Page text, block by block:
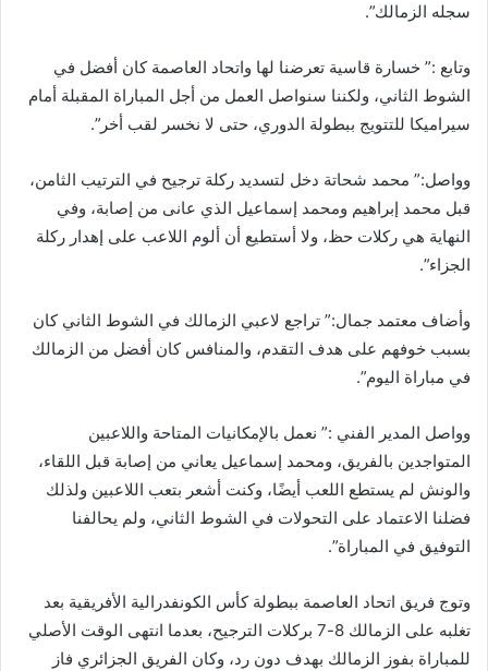
سجله الزمالك”.
وتابع :” خسارة قاسية تعرضنا لها واتحاد العاصمة كان أفضل في
الشوط الثاني، ولكننا سنواصل العمل من أجل المباراة المقبلة أمام
سيراميكا للتتويج ببطولة الدوري، حتى لا نخسر لقب أخر”.
وواصل:” محمد شحاتة دخل لتسديد ركلة ترجيح في الترتيب الثامن،
قبل محمد إبراهيم ومحمد إسماعيل الذي عانى من إصابة، وفي
النهاية هي ركلات حظ، ولا أستطيع أن ألوم اللاعب على إهدار ركلة
الجزاء”.
وأضاف معتمد جمال:” تراجع لاعبي الزمالك في الشوط الثاني كان
بسبب خوفهم على هدف التقدم، والمنافس كان أفضل من الزمالك
في مباراة اليوم”.
وواصل المدير الفني :” نعمل بالإمكانيات المتاحة واللاعبين
المتواجدين بالفريق، ومحمد إسماعيل يعاني من إصابة قبل اللقاء،
والونش لم يستطع اللعب أيضًا، وكنت أشعر بتعب اللاعبين ولذلك
فضلنا الاعتماد على التحولات في الشوط الثاني، ولم يحالفنا
التوفيق في المباراة”.
وتوج فريق اتحاد العاصمة ببطولة كأس الكونفدرالية الأفريقية بعد
تغلبه على الزمالك 8-7 بركلات الترجيح، بعدما انتهى الوقت الأصلي
للمباراة بفوز الزمالك بهدف دون رد، وكان الفريق الجزائري فاز